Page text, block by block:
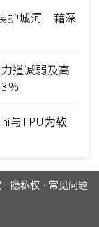
护城河 藉深
道减弱及高
与TPU为软
· 隐私权 · 常见问题